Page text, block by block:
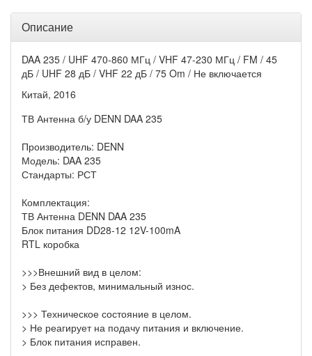
Описание
DAA 235 / UHF 470-860 МГц / VHF 47-230 МГц / FM / 45
дБ / UHF 28 дБ / VHF 22 дБ / 75 Om / Не включается
Китай, 2016
ТВ Антенна б/у DENN DAA 235
Производитель: DENN
Модель: DAA 235
Стандарты: РСТ
Комплектация:
ТВ Антенна DENN DAA 235
Блок питания DD28-12 12V-100mA
RTL коробка
>>>Внешний вид в целом:
> Без дефектов, минимальный износ.
>>> Техническое состояние в целом.
> Не реагирует на подачу питания и включение.
> Блок питания исправен.